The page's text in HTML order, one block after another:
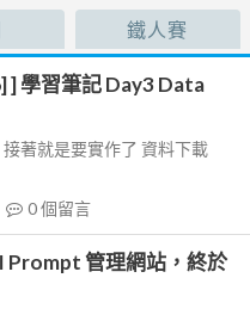
鐵人賽
] 學習筆記 Day3 Data
著就是要實作了 資料下載
0個留言
Prompt 管理網站，終於